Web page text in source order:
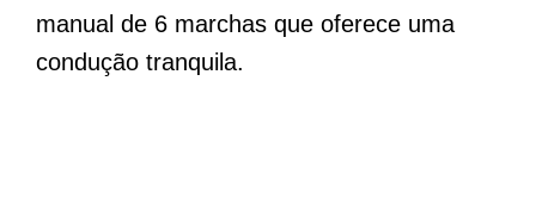
manual de 6 marchas que oferece uma
condução tranquila.